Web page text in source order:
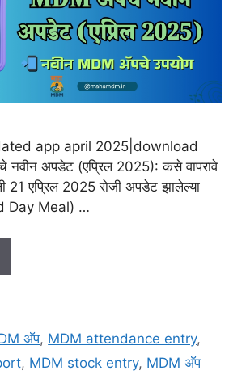
app april 2025|download
अपडेट (एप्रिल 2025): कसे वापरावे
21 एप्रिल 2025 रोजी अपडेट झालेल्या
Day Meal) …
अ‍ॅप, MDM attendance entry,
, MDM stock entry, MDM अ‍ॅप